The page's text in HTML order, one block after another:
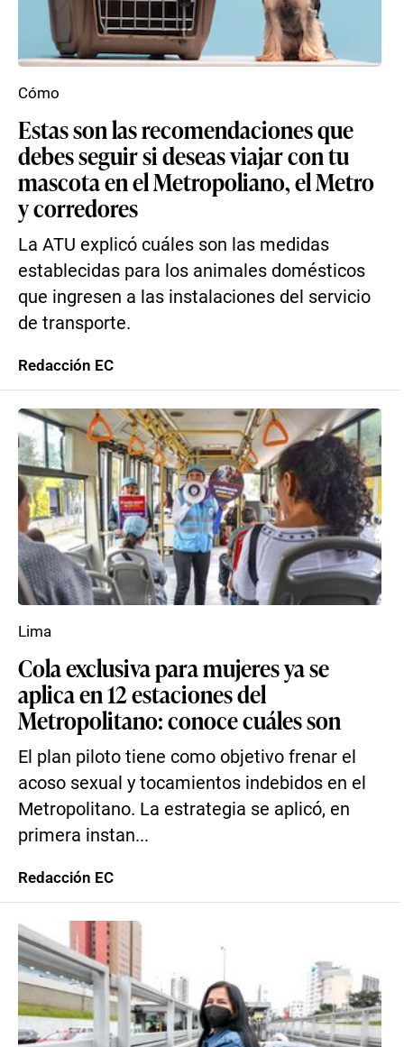
Estas son las recomendaciones que
debes seguir si deseas viajar con tu
mascota en el Metropoliano, el Metro
y corredores
La ATU explicó cuáles son las medidas
establecidas para los animales domésticos
que ingresen a las instalaciones del servicio
de transporte.
Cómo
Redacción EC
Cola exclusiva para mujeres ya se
aplica en 12 estaciones del
Metropolitano: conoce cuáles son
El plan piloto tiene como objetivo frenar el
acoso sexual y tocamientos indebidos en el
Metropolitano. La estrategia se aplicó, en
primera instan...
Lima
Redacción EC